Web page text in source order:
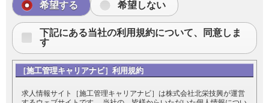
希望する 希望しない
下記にある当社の利用規約について、同意しま
す
［施工管理キャリアナビ］利用規約
求人情報サイト［施工管理キャリアナビ］は株式会社北栄技興が運営